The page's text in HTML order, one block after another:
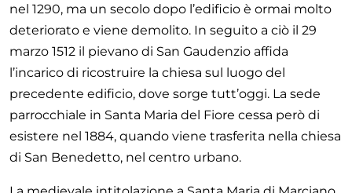
nel 1290, ma un secolo dopo l’edificio è ormai molto
deteriorato e viene demolito. In seguito a ciò il 29
marzo 1512 il pievano di San Gaudenzio affida
l’incarico di ricostruire la chiesa sul luogo del
precedente edificio, dove sorge tutt’oggi. La sede
parrocchiale in Santa Maria del Fiore cessa però di
esistere nel 1884, quando viene trasferita nella chiesa
di San Benedetto, nel centro urbano.